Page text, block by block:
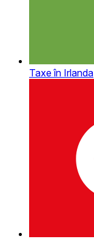
Taxe în Irlanda